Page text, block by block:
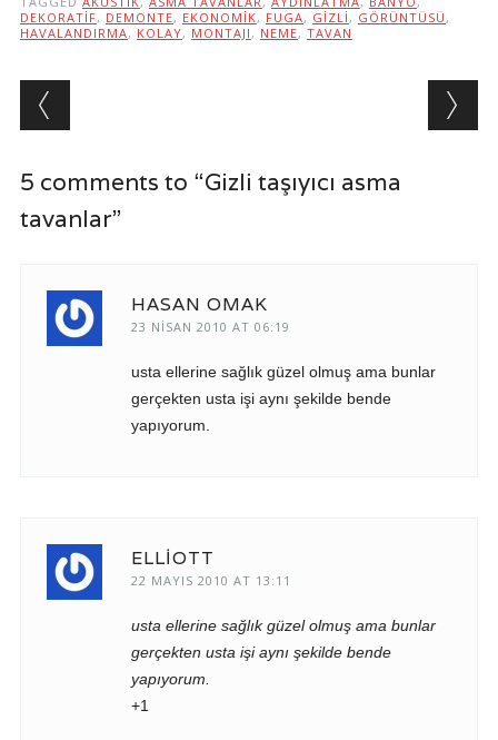
DEKORATIF, DEMONTE, EKONOMIK, FUGA, GIZLI , GÖRÜNTÜSÜ ,
HAVALANDIRMA, KOLAY, MONTAJI , NEME, TAVAN
Post navigation
5 comments to “Gizli taşıyıcı asma
tavanlar”
HASAN OMAK
23 NISAN 2010 AT 06:19
usta ellerine sağlık güzel olmuş ama bunlar
gerçekten usta işi aynı şekilde bende
yapıyorum.
ELLIOTT
22 MAYIS 2010 AT 13:11
usta ellerine sağlık güzel olmuş ama bunlar
gerçekten usta işi aynı şekilde bende
yapıyorum.
+1